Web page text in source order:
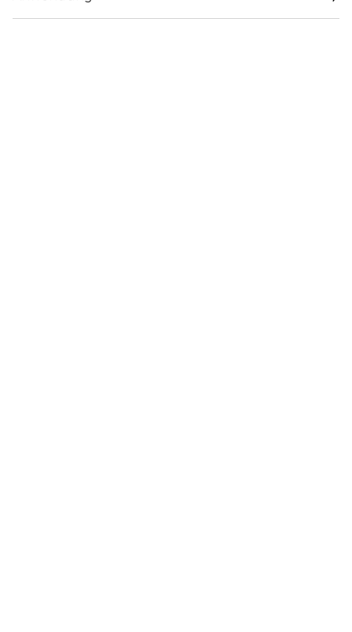
Das Gesicht etwas anfeuchten und mit der Peeling-Creme